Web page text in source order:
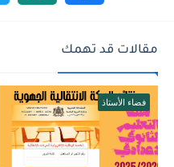
مقالات قد تهمك
فضاء الأستاذ